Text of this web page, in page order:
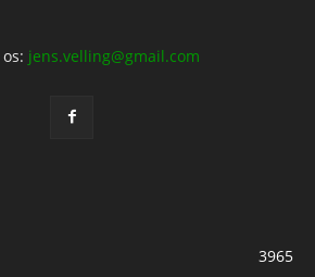
jens.velling@gmail.com
3965